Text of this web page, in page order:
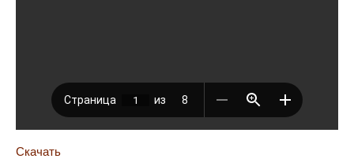
Скачать